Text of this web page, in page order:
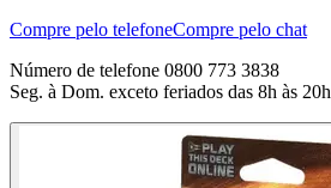
Compre pelo telefoneCompre pelo chat
Número de telefone 0800 773 3838
Seg. à Dom. exceto feriados das 8h às 20h